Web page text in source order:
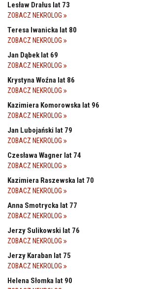
Lesław Drałus lat 73
ZOBACZ NEKROLOG
Teresa Iwanicka lat 80
ZOBACZ NEKROLOG
Jan Dąbek lat 69
ZOBACZ NEKROLOG
Krystyna Woźna lat 86
ZOBACZ NEKROLOG
Kazimiera Komorowska lat 96
ZOBACZ NEKROLOG
Jan Lubojański lat 79
ZOBACZ NEKROLOG
Czesława Wagner lat 74
ZOBACZ NEKROLOG
Kazimiera Raszewska lat 70
ZOBACZ NEKROLOG
Anna Smotrycka lat 77
ZOBACZ NEKROLOG
Jerzy Sulikowski lat 76
ZOBACZ NEKROLOG
Jerzy Karaban lat 75
ZOBACZ NEKROLOG
Helena Słomka lat 90